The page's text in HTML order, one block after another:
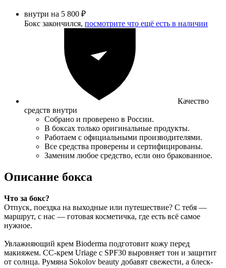
внутри на 5 800 ₽
Бокс закончился, посмотрите что ещё есть в наличии
Качество
средств внутри
Собрано и проверено в России.
В боксах только оригинальные продукты.
Работаем с официальными производителями.
Все средства проверены и сертифицированы.
Заменим любое средство, если оно бракованное.
Описание бокса
Что за бокс?
Отпуск, поездка на выходные или путешествие? С тебя —
маршрут, с нас — готовая косметичка, где есть всё самое
нужное.
Увлажняющий крем Bioderma подготовит кожу перед
макияжем. СС-крем Uriage с SPF30 выровняет тон и защитит
от солнца. Румяна Sokolov beauty добавят свежести, а блеск-